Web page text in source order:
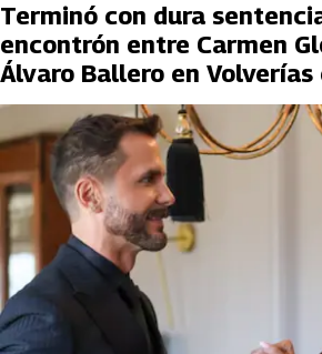
Terminó con dura
encontrón entre Carmen
Álvaro Ballero en Volverías